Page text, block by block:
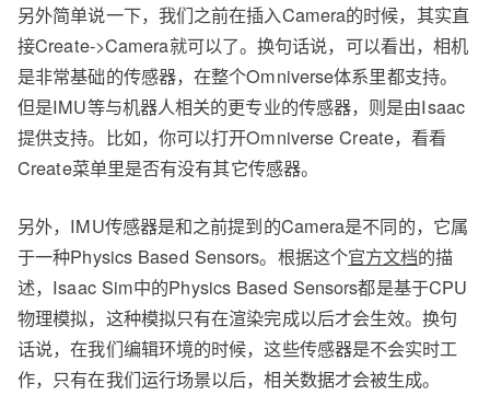
另外简单说一下，我们之前在插入Camera的时候，其实直
接Create->Camera就可以了。换句话说，可以看出，相机
是非常基础的传感器，在整个Omniverse体系里都支持。
但是IMU等与机器人相关的更专业的传感器，则是由Isaac
提供支持。比如，你可以打开Omniverse Create，看看
Create菜单里是否有没有其它传感器。
另外，IMU传感器是和之前提到的Camera是不同的，它属
于一种Physics Based Sensors。根据这个官方文档的描
述，Isaac Sim中的Physics Based Sensors都是基于CPU
物理模拟，这种模拟只有在渲染完成以后才会生效。换句
话说，在我们编辑环境的时候，这些传感器是不会实时工
作，只有在我们运行场景以后，相关数据才会被生成。